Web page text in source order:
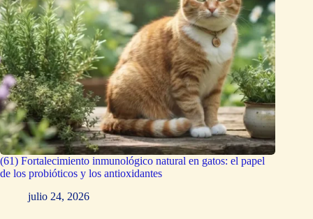
(61) Fortalecimiento inmunológico natural en gatos: el papel
de los probióticos y los antioxidantes
julio 24, 2026